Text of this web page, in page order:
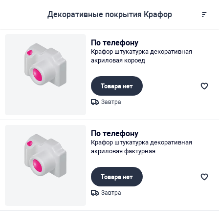
Декоративные покрытия Крафор
По телефону
Крафор штукатурка декоративная
акриловая короед
Товара нет
Завтра
По телефону
Крафор штукатурка декоративная
акриловая фактурная
Товара нет
Завтра